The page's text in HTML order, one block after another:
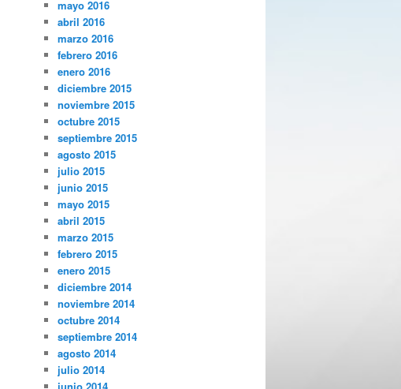
mayo 2016
abril 2016
marzo 2016
febrero 2016
enero 2016
diciembre 2015
noviembre 2015
octubre 2015
septiembre 2015
agosto 2015
julio 2015
junio 2015
mayo 2015
abril 2015
marzo 2015
febrero 2015
enero 2015
diciembre 2014
noviembre 2014
octubre 2014
septiembre 2014
agosto 2014
julio 2014